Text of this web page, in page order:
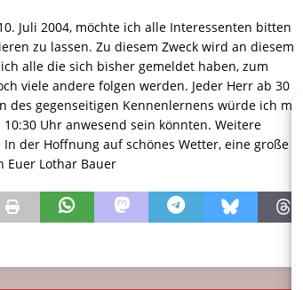
Juli 2004, möchte ich alle Interessenten bitten
zu lassen. Zu diesem Zweck wird an diesem
alle die sich bisher gemeldet haben, zum
viele andere folgen werden. Jeder Herr ab 30
gegenseitigen Kennenlernens würde ich mich
Uhr anwesend sein könnten. Weitere
der Hoffnung auf schönes Wetter, eine große
Euer Lothar Bauer